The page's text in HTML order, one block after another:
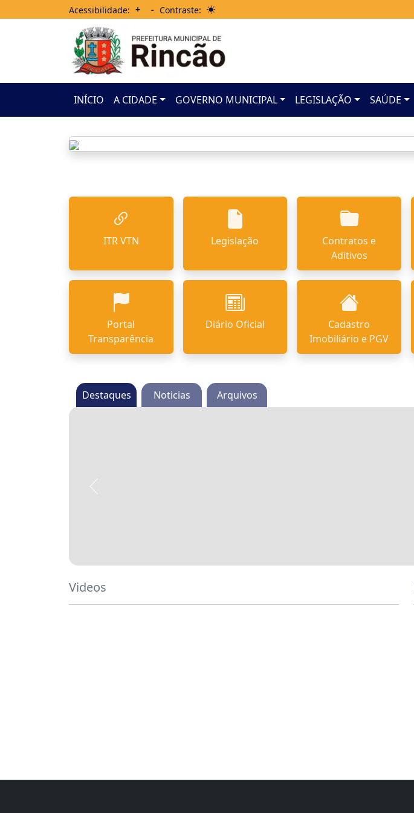
Acessibilidade: + - Contraste:
INÍCIO A CIDADE GOVERNO MUNICIPAL LEGISLAÇÃO SAÚDE
ITR VTN Legislação
Contratos e
Aditivos
Portal
Transparência
Diário Oficial
Cadastro
Imobiliário e PGV
Destaques Noticias Arquivos
Videos